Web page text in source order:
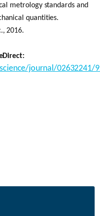
metrology standards and
quantities.
2016.
journal/02632241/